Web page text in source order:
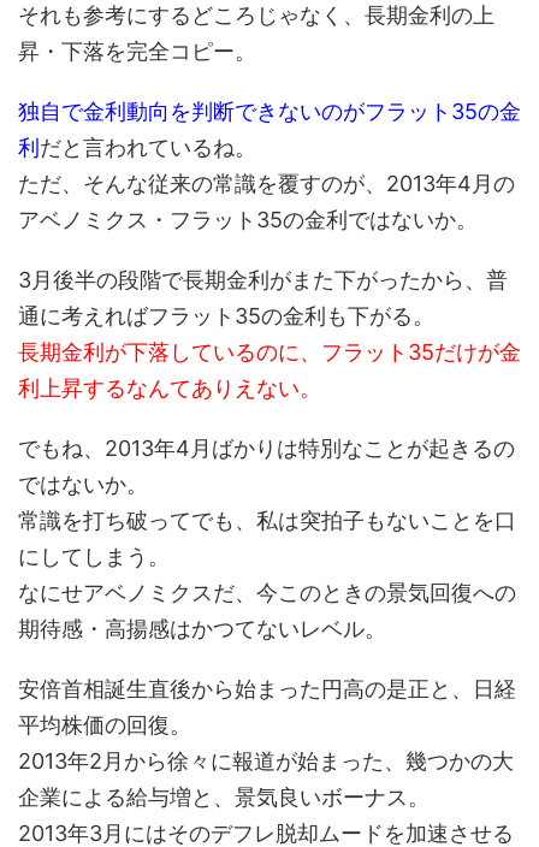
それも参考にするどころじゃなく、長期金利の上
昇・下落を完全コピー。
独自で金利動向を判断できないのがフラット35の金
利だと言われているね。
ただ、そんな従来の常識を覆すのが、2013年4月の
アベノミクス・フラット35の金利ではないか。
3月後半の段階で長期金利がまた下がったから、普
通に考えればフラット35の金利も下がる。
長期金利が下落しているのに、フラット35だけが金
利上昇するなんてありえない。
でもね、2013年4月ばかりは特別なことが起きるの
ではないか。
常識を打ち破ってでも、私は突拍子もないことを口
にしてしまう。
なにせアベノミクスだ、今このときの景気回復への
期待感・高揚感はかつてないレベル。
安倍首相誕生直後から始まった円高の是正と、日経
平均株価の回復。
2013年2月から徐々に報道が始まった、幾つかの大
企業による給与増と、景気良いボーナス。
2013年3月にはそのデフレ脱却ムードを加速させる